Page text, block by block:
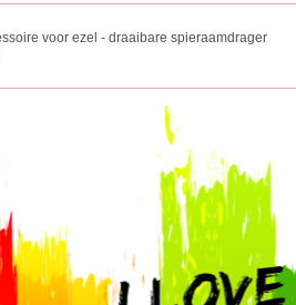
voor ezel - draaibare spieraamdrager